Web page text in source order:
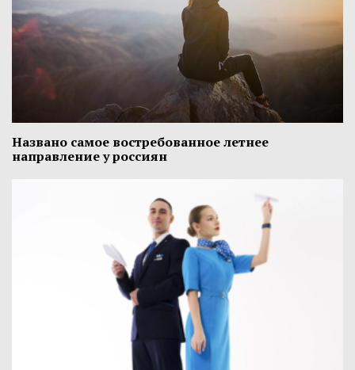
Названо самое востребованное летнее
направление у россиян